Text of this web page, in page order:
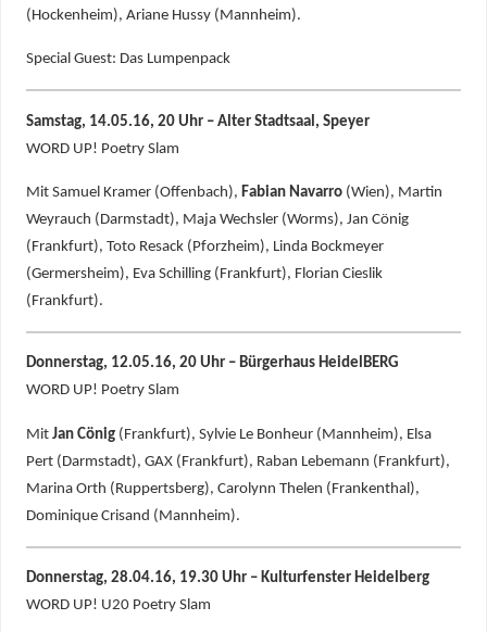
(Hockenheim), Ariane Hussy (Mannheim).
Special Guest: Das Lumpenpack
Samstag, 14.05.16, 20 Uhr – Alter Stadtsaal, Speyer
WORD UP! Poetry Slam
Mit Samuel Kramer (Offenbach), Fabian Navarro(Wien), Martin
Weyrauch (Darmstadt), Maja Wechsler (Worms), Jan Cönig
(Frankfurt), Toto Resack (Pforzheim), Linda Bockmeyer
(Germersheim), Eva Schilling (Frankfurt), Florian Cieslik
(Frankfurt).
Donnerstag, 12.05.16, 20 Uhr – Bürgerhaus HeidelBERG
WORD UP! Poetry Slam
Mit Jan Cönig(Frankfurt), Sylvie Le Bonheur (Mannheim), Elsa
Pert (Darmstadt), GAX (Frankfurt), Raban Lebemann (Frankfurt),
Marina Orth (Ruppertsberg), Carolynn Thelen (Frankenthal),
Dominique Crisand (Mannheim).
Donnerstag, 28.04.16, 19.30 Uhr – Kulturfenster Heidelberg
WORD UP! U20 Poetry Slam